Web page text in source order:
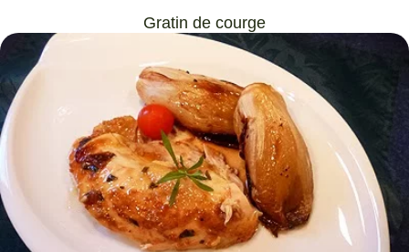
Gratin de courge